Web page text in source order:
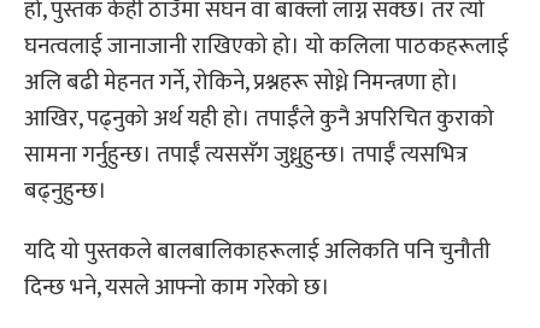
हो, पुस्तक केही ठाउँमा सघन वा बाक्लो लाग्न सक्छ। तर त्यो
घनत्वलाई जानाजानी राखिएको हो। यो कलिला पाठकहरूलाई
अलि बढी मेहनत गर्ने, रोकिने, प्रश्नहरू सोध्ने निमन्त्रणा हो।
आखिर, पढ्नुको अर्थ यही हो। तपाईँले कुनै अपरिचित कुराको
सामना गर्नुहुन्छ। तपाईँ त्यससँग जुध्नुहुन्छ। तपाईँ त्यसभित्र
बढ्नुहुन्छ।
यदि यो पुस्तकले बालबालिकाहरूलाई अलिकति पनि चुनौती
दिन्छ भने, यसले आफ्नो काम गरेको छ।